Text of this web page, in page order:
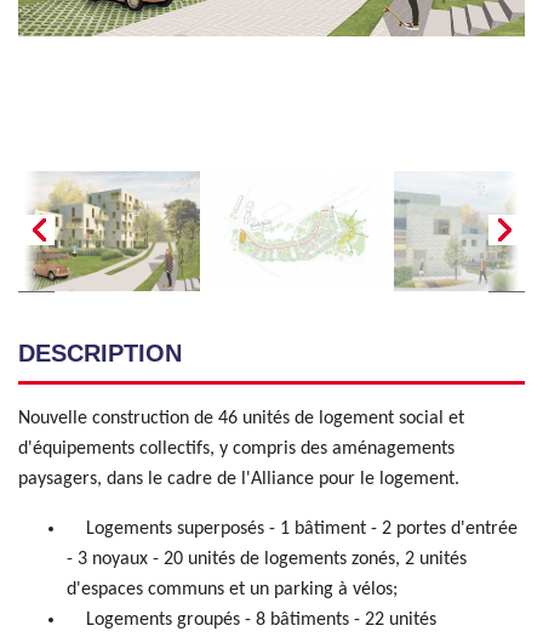
DESCRIPTION
Nouvelle construction de 46 unités de logement social et
d'équipements collectifs, y compris des aménagements
paysagers, dans le cadre de l'Alliance pour le logement.
Logements superposés - 1 bâtiment - 2 portes d'entrée
- 3 noyaux - 20 unités de logements zonés, 2 unités
d'espaces communs et un parking à vélos;
Logements groupés - 8 bâtiments - 22 unités